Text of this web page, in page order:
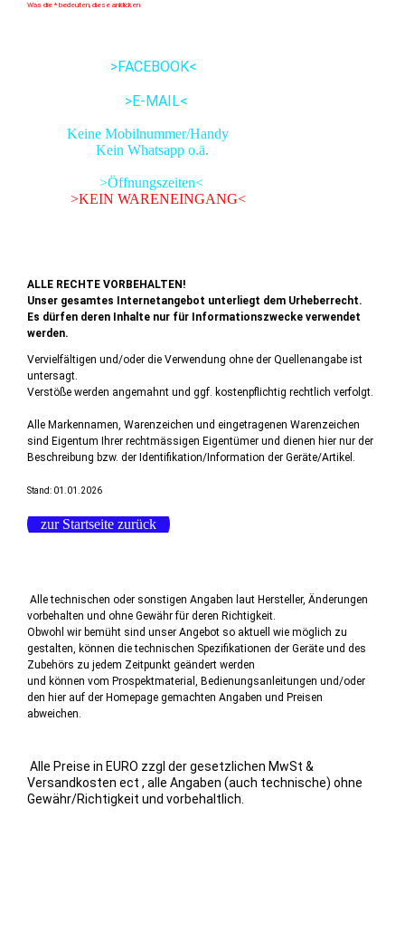
Was die * bedeuten, diese anklicken
>FACEBOOK<
>E-MAIL<
Keine Mobilnummer/Handy
Kein Whatsapp o.ä.
>Öffnungszeiten<
>KEIN WARENEINGANG<
ALLE RECHTE VORBEHALTEN!
Unser gesamtes Internetangebot unterliegt dem Urheberrecht.
Es dürfen deren Inhalte nur für Informationszwecke verwendet
werden.
Vervielfältigen und/oder die Verwendung ohne der Quellenangabe ist
untersagt.
Verstöße werden angemahnt und ggf. kostenpflichtig rechtlich verfolgt.
Alle Markennamen, Warenzeichen und eingetragenen Warenzeichen
sind Eigentum Ihrer rechtmässigen Eigentümer und dienen hier nur der
Beschreibung bzw. der Identifikation/Information der Geräte/Artikel.
Stand: 01.01.2026
zur Startseite zurück
Alle technischen oder sonstigen Angaben laut Hersteller, Änderungen
vorbehalten und ohne Gewähr für deren Richtigkeit.
Obwohl wir bemüht sind unser Angebot so aktuell wie möglich zu
gestalten, können die technischen Spezifikationen der Geräte und des
Zubehörs zu jedem Zeitpunkt geändert werden
und können vom Prospektmaterial, Bedienungsanleitungen und/oder
den hier auf der Homepage gemachten Angaben und Preisen
abweichen.
Alle Preise in EURO zzgl der gesetzlichen MwSt &
Versandkosten ect , alle Angaben (auch technische) ohne
Gewähr/Richtigkeit und vorbehaltlich.